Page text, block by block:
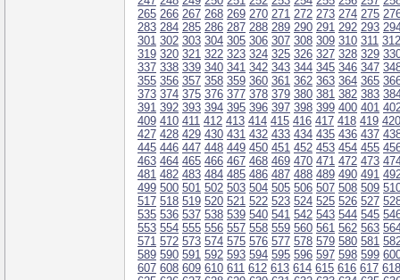
265 266 267 268 269 270 271 272 273 274 275
283 284 285 286 287 288 289 290 291 292 293
301 302 303 304 305 306 307 308 309 310 311 312
319 320 321 322 323 324 325 326 327 328 329
337 338 339 340 341 342 343 344 345 346 347
355 356 357 358 359 360 361 362 363 364 365
373 374 375 376 377 378 379 380 381 382 383
391 392 393 394 395 396 397 398 399 400 401
409 410 411 412 413 414 415 416 417 418 419 420
427 428 429 430 431 432 433 434 435 436 437
445 446 447 448 449 450 451 452 453 454 455
463 464 465 466 467 468 469 470 471 472 473
481 482 483 484 485 486 487 488 489 490 491
499 500 501 502 503 504 505 506 507 508 509
517 518 519 520 521 522 523 524 525 526 527
535 536 537 538 539 540 541 542 543 544 545
553 554 555 556 557 558 559 560 561 562 563
571 572 573 574 575 576 577 578 579 580 581
589 590 591 592 593 594 595 596 597 598 599
607 608 609 610 611 612 613 614 615 616 617 618